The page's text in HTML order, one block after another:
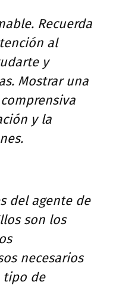
Recuerda
al
y
Mostrar una
y la
del agente de
son los
necesarios
tipo de